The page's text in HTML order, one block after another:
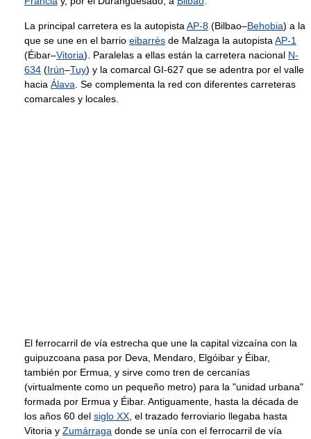
La principal carretera es la autopistaAP-8 (Bilbao–Behobia) a la
que se une en el barrio eibarrés de Malzaga la autopistaAP-1
(Éibar–Vitoria). Paralelas a ellas están la carretera nacional N-
634 (Irún–Tuy) y la comarcal GI-627 que se adentra por el valle
hacia Álava. Se complementa la red con diferentes carreteras
comarcales y locales.
El ferrocarril de vía estrecha que une la capital vizcaína con la
guipuzcoana pasa por Deva, Mendaro, Elgóibar y Éibar,
también por Ermua, y sirve como tren de cercanías
(virtualmente como un pequeño metro) para la "unidad urbana"
formada por Ermua y Éibar. Antiguamente, hasta la década de
los años 60 del siglo XX, el trazado ferroviario llegaba hasta
Vitoria y Zumárraga donde se unía con el ferrocarril de vía